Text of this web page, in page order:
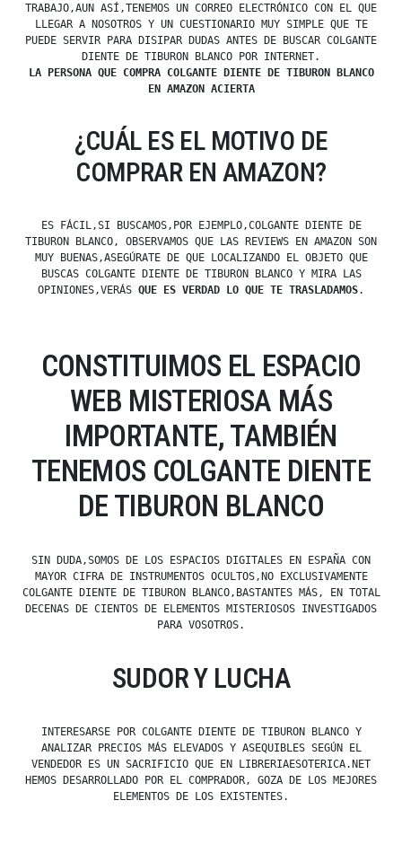
TRABAJO,AUN ASÍ,TENEMOS UN CORREO ELECTRÓNICO CON EL QUE
LLEGAR A NOSOTROS Y UN CUESTIONARIO MUY SIMPLE QUE TE
PUEDE SERVIR PARA DISIPAR DUDAS ANTES DE BUSCAR COLGANTE
DIENTE DE TIBURON BLANCO POR INTERNET.
LA PERSONA QUE COMPRA COLGANTE DIENTE DE TIBURON BLANCO
EN AMAZON ACIERTA
¿CUÁL ES EL MOTIVO DE
COMPRAR EN AMAZON?
ES FÁCIL,SI BUSCAMOS,POR EJEMPLO,COLGANTE DIENTE DE
TIBURON BLANCO, OBSERVAMOS QUE LAS REVIEWS EN AMAZON SON
MUY BUENAS,ASEGÚRATE DE QUE LOCALIZANDO EL OBJETO QUE
BUSCAS COLGANTE DIENTE DE TIBURON BLANCO Y MIRA LAS
OPINIONES,VERÁS QUE ES VERDAD LO QUE TE TRASLADAMOS.
CONSTITUIMOS EL ESPACIO
WEB MISTERIOSA MÁS
IMPORTANTE, TAMBIÉN
TENEMOS COLGANTE DIENTE
DE TIBURON BLANCO
SIN DUDA,SOMOS DE LOS ESPACIOS DIGITALES EN ESPAÑA CON
MAYOR CIFRA DE INSTRUMENTOS OCULTOS,NO EXCLUSIVAMENTE
COLGANTE DIENTE DE TIBURON BLANCO,BASTANTES MÁS, EN TOTAL
DECENAS DE CIENTOS DE ELEMENTOS MISTERIOSOS INVESTIGADOS
PARA VOSOTROS.
SUDOR Y LUCHA
INTERESARSE POR COLGANTE DIENTE DE TIBURON BLANCO Y
ANALIZAR PRECIOS MÁS ELEVADOS Y ASEQUIBLES SEGÚN EL
VENDEDOR ES UN SACRIFICIO QUE EN LIBRERIAESOTERICA.NET
HEMOS DESARROLLADO POR EL COMPRADOR, GOZA DE LOS MEJORES
ELEMENTOS DE LOS EXISTENTES.